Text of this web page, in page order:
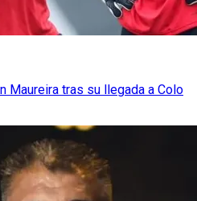
Maureira tras su llegada a Colo